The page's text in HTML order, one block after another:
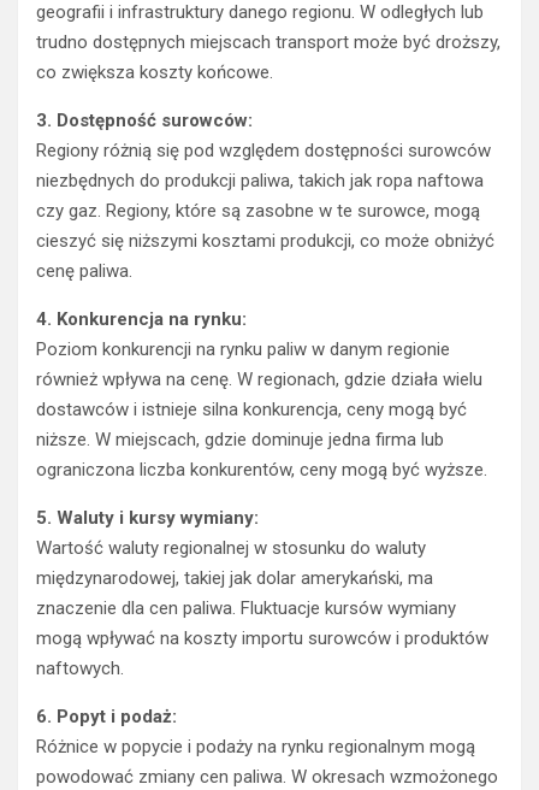
geografii i infrastruktury danego regionu. W odległych lub
trudno dostępnych miejscach transport może być droższy,
co zwiększa koszty końcowe.
3. Dostępność surowców:
Regiony różnią się pod względem dostępności surowców
niezbędnych do produkcji paliwa, takich jak ropa naftowa
czy gaz. Regiony, które są zasobne w te surowce, mogą
cieszyć się niższymi kosztami produkcji, co może obniżyć
cenę paliwa.
4. Konkurencja na rynku:
Poziom konkurencji na rynku paliw w danym regionie
również wpływa na cenę. W regionach, gdzie działa wielu
dostawców i istnieje silna konkurencja, ceny mogą być
niższe. W miejscach, gdzie dominuje jedna firma lub
ograniczona liczba konkurentów, ceny mogą być wyższe.
5. Waluty i kursy wymiany:
Wartość waluty regionalnej w stosunku do waluty
międzynarodowej, takiej jak dolar amerykański, ma
znaczenie dla cen paliwa. Fluktuacje kursów wymiany
mogą wpływać na koszty importu surowców i produktów
naftowych.
6. Popyt i podaż:
Różnice w popycie i podaży na rynku regionalnym mogą
powodować zmiany cen paliwa. W okresach wzmożonego